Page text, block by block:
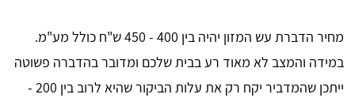
מחיר הדברת עש המזון יהיה בין 400 - 450 ש"ח כולל מע"מ.
במידה והמצב לא מאוד רע בבית שלכם ומדובר בהדברה פשוטה
ייתכן שהמדביר יקח רק את עלות הביקור שהיא לרוב בין 200 -